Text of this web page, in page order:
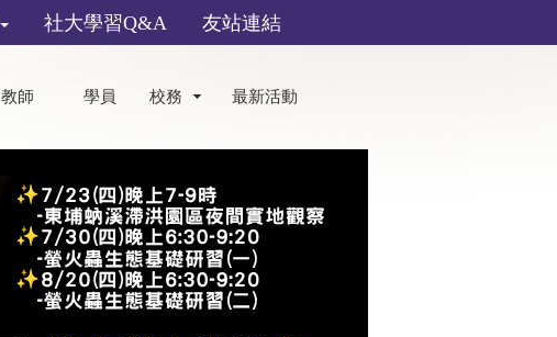
社大學習Q&A 友站連結
教師 學員 校務 最新活動